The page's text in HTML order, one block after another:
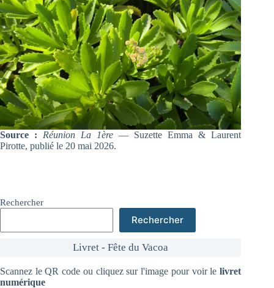
Source : Réunion La 1ère — Suzette Emma & Laurent
Pirotte, publié le 20 mai 2026.
Rechercher
Rechercher
Livret - Fête du Vacoa
Scannez le QR code ou cliquez sur l'image pour voir lelivret
numérique